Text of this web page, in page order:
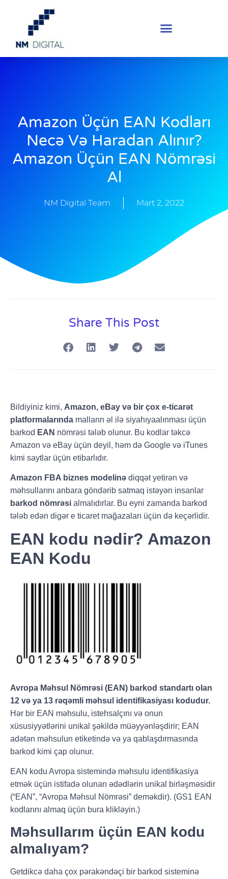
Amazon Üçün EAN Kodları
Necə Və Haradan Alınır?
Amazon Üçün EAN Nömrəsi
Al
NM Digital Team Mart 2, 2022
Share This Post
Bildiyiniz kimi, Amazon, eBay və bir çox e-ticarət
platformalarında malların əl ilə siyahıyaalınması üçün
barkod EAN nömrəsi tələb olunur. Bu kodlar təkcə
Amazon və eBay üçün deyil, həm də Google və iTunes
kimi saytlar üçün etibarlıdır.
Amazon FBA biznes modelinə diqqət yetirən və
məhsullarını anbara göndərib satmaq istəyən insanlar
barkod nömrəsi almalıdırlar. Bu eyni zamanda barkod
tələb edən digər e ticaret mağazaları üçün də keçərlidir.
EAN kodu nədir? Amazon
EAN Kodu
Avropa Məhsul Nömrəsi (EAN) barkod standartı olan
12 və ya 13 rəqəmli məhsul identifikasiyası kodudur.
Hər bir EAN məhsulu, istehsalçını və onun
xüsusiyyətlərini unikal şəkildə müəyyənləşdirir; EAN
adətən məhsulun etiketində və ya qablaşdırmasında
barkod kimi çap olunur.
EAN kodu Avropa sistemində məhsulu identifikasiya
etmək üçün istifadə olunan ədədlərin unikal birləşməsidir
(“EAN”, “Avropa Məhsul Nömrəsi” deməkdir). (GS1 EAN
kodlarını almaq üçün bura klikləyin.)
Məhsullarım üçün EAN kodu
almalıyam?
Getdikcə daha çox pərakəndəçi bir barkod sisteminə